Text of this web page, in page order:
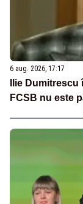
6 aug. 2026, 17:17
Ilie
FCSB nu este